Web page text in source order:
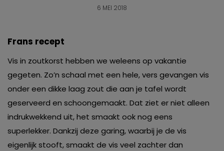
6 MEI 2018
Frans recept
Vis in zoutkorst hebben we weleens op vakantie
gegeten. Zo’n schaal met een hele, vers gevangen vis
onder een dikke laag zout die aan je tafel wordt
geserveerd en schoongemaakt. Dat ziet er niet alleen
indrukwekkend uit, het smaakt ook nog eens
superlekker. Dankzij deze garing, waarbij je de vis
eigenlijk stooft, smaakt de vis veel zachter dan